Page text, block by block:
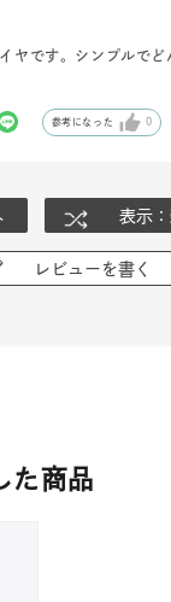
ヤです。シンプルでど
参考になった 0
表示
レビューを書く
た商品